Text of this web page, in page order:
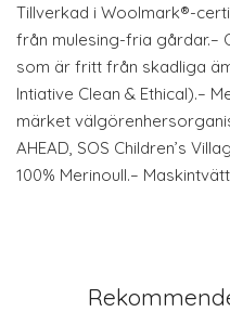
Tillverkad i Woolmark®-
från mulesing-fria gårdar.–
som är fritt från skadliga
Intiative Clean & Ethical).–
märket
AHEAD, SOS Children’s
100% Merinoull.–